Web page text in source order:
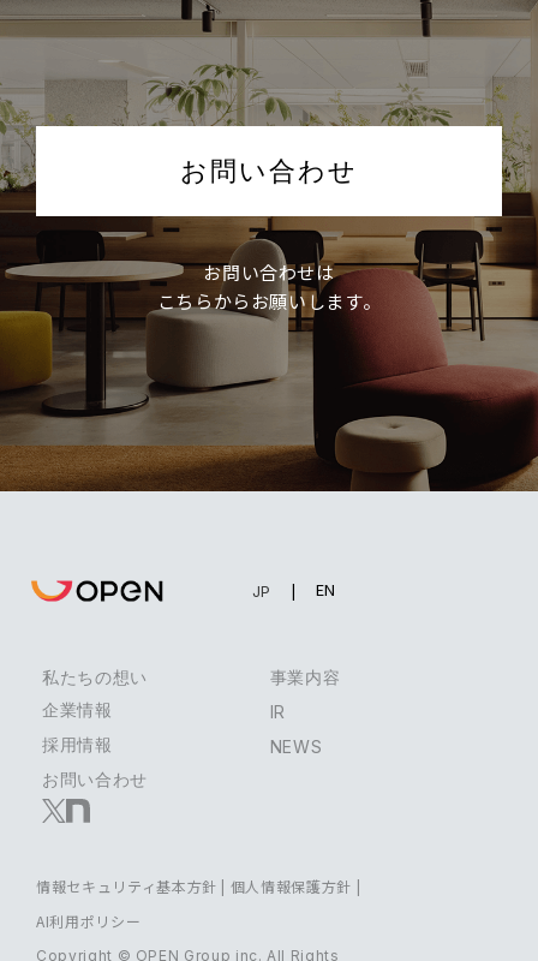
お問い合わせ
お問い合わせは
こちらからお願いします。
EN
JP
私たちの想い
事業内容
企業情報
IR
採用情報
NEWS
お問い合わせ
Copyright © OPEN Group inc. All Rights
情報セキュリティ基本方針 | 個人情報保護方針 |
AI利用ポリシー